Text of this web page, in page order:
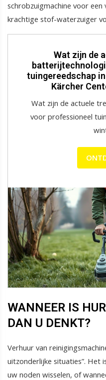
schrobzuigmachine voor een
krachtige stof-waterzuiger
Wat zijn de
tuingereedschap
Kärcher
Wat zijn de actuele
voor professioneel
WANNEER IS
DAN U DENKT?
Verhuur van
uitzonderlijke situaties”. Het
uw noden wisselen, of